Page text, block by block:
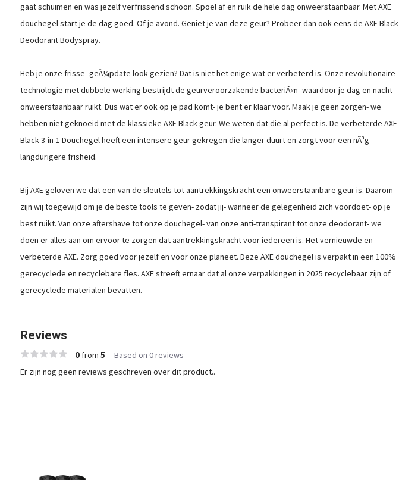
gaat schuimen en was jezelf verfrissend schoon. Spoel af en ruik de hele dag onweerstaanbaar. Met AXE
douchegel start je de dag goed. Of je avond. Geniet je van deze geur? Probeer dan ook eens de AXE Black
Deodorant Bodyspray.
Heb je onze frisse- geÃ¼pdate look gezien? Dat is niet het enige wat er verbeterd is. Onze revolutionaire
technologie met dubbele werking bestrijdt de geurveroorzakende bacteriÃ«n- waardoor je dag en nacht
onweerstaanbaar ruikt. Dus wat er ook op je pad komt- je bent er klaar voor. Maak je geen zorgen- we
hebben niet geknoeid met de klassieke AXE Black geur. We weten dat die al perfect is. De verbeterde AXE
Black 3-in-1 Douchegel heeft een intensere geur gekregen die langer duurt en zorgt voor een nÃ³g
langdurigere frisheid.
Bij AXE geloven we dat een van de sleutels tot aantrekkingskracht een onweerstaanbare geur is. Daarom
zijn wij toegewijd om je de beste tools te geven- zodat jij- wanneer de gelegenheid zich voordoet- op je
best ruikt. Van onze aftershave tot onze douchegel- van onze anti-transpirant tot onze deodorant- we
doen er alles aan om ervoor te zorgen dat aantrekkingskracht voor iedereen is. Het vernieuwde en
verbeterde AXE. Zorg goed voor jezelf en voor onze planeet. Deze AXE douchegel is verpakt in een 100%
gerecyclede en recyclebare fles. AXE streeft ernaar dat al onze verpakkingen in 2025 recyclebaar zijn of
gerecyclede materialen bevatten.
Reviews
0from 5 Based on 0 reviews
Er zijn nog geen reviews geschreven over dit product..